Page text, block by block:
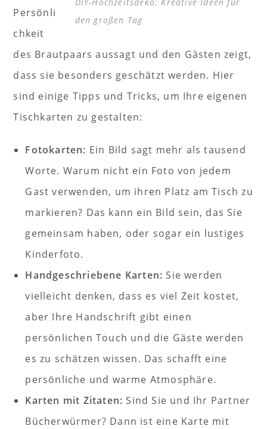
den großen Tag
Persönli
chkeit
des Brautpaars aussagt und den Gästen zeigt,
dass sie besonders geschätzt werden. Hier
sind einige Tipps und Tricks, um Ihre eigenen
Tischkarten zu gestalten:
Fotokarten: Ein Bild sagt mehr als tausend
Worte. Warum nicht ein Foto von jedem
Gast verwenden, um ihren Platz am Tisch zu
markieren? Das kann ein Bild sein, das Sie
gemeinsam haben, oder sogar ein lustiges
Kinderfoto.
Handgeschriebene Karten: Sie werden
vielleicht denken, dass es viel Zeit kostet,
aber Ihre Handschrift gibt einen
persönlichen Touch und die Gäste werden
es zu schätzen wissen. Das schafft eine
persönliche und warme Atmosphäre.
Karten mit Zitaten: Sind Sie und Ihr Partner
Bücherwürmer? Dann ist eine Karte mit